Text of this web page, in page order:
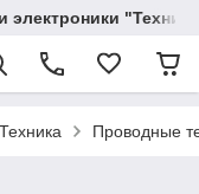
электроники
Проводные